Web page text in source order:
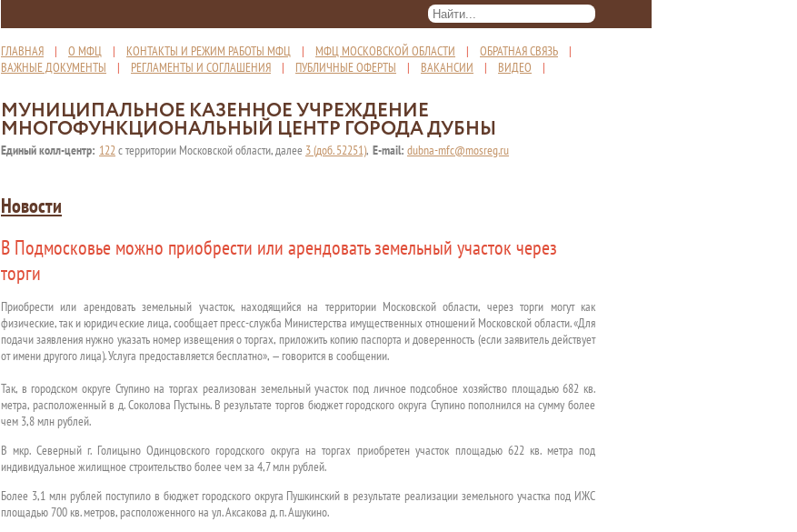
ГЛАВНАЯ | О МФЦ | КОНТАКТЫ И РЕЖИМ РАБОТЫ МФЦ | МФЦ МОСКОВСКОЙ ОБЛАСТИ | ОБРАТНАЯ СВЯЗЬ |
ВАЖНЫЕ ДОКУМЕНТЫ | РЕГЛАМЕНТЫ И СОГЛАШЕНИЯ | ПУБЛИЧНЫЕ ОФЕРТЫ | ВАКАНСИИ | ВИДЕО |
МУНИЦИПАЛЬНОЕ КАЗЕННОЕ УЧРЕЖДЕНИЕ
МНОГОФУНКЦИОНАЛЬНЫЙ ЦЕНТР ГОРОДА ДУБНЫ
Единый колл-центр: 122с территории Московской области, далее 3 (доб. 52251), E-mail: dubna-mfc@mosreg.ru
Новости
В Подмосковье можно приобрести или арендовать земельный участок через
торги
Приобрести или арендовать земельный участок, находящийся на территории Московской области, через торги могут как
физические, так и юридические лица, сообщает пресс-служба Министерства имущественных отношений Московской области. «Для
подачи заявления нужно указать номер извещения о торгах, приложить копию паспорта и доверенность (если заявитель действует
от имени другого лица). Услуга предоставляется бесплатно», — говорится в сообщении.
Так, в городском округе Ступино на торгах реализован земельный участок под личное подсобное хозяйство площадью 682 кв.
метра, расположенный в д. Соколова Пустынь. В результате торгов бюджет городского округа Ступино пополнился на сумму более
чем 3,8 млн рублей.
В мкр. Северный г. Голицыно Одинцовского городского округа на торгах приобретен участок площадью 622 кв. метра под
индивидуальное жилищное строительство более чем за 4,7 млн рублей.
Более 3,1 млн рублей поступило в бюджет городского округа Пушкинский в результате реализации земельного участка под ИЖС
площадью 700 кв. метров, расположенного на ул. Аксакова д. п. Ашукино.